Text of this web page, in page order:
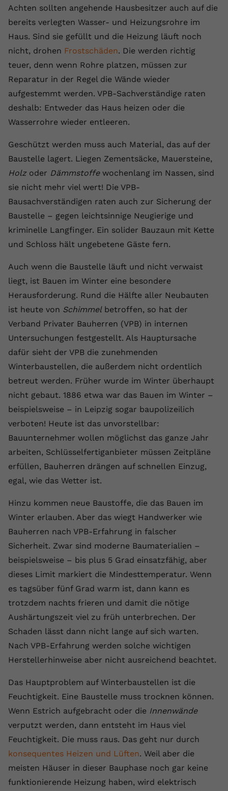
Achten sollten angehende Hausbesitzer auch auf die
bereits verlegten Wasser- und Heizungsrohre im
Haus. Sind sie gefüllt und die Heizung läuft noch
nicht, drohen Frostschäden. Die werden richtig
teuer, denn wenn Rohre platzen, müssen zur
Reparatur in der Regel die Wände wieder
aufgestemmt werden. VPB-Sachverständige raten
deshalb: Entweder das Haus heizen oder die
Wasserrohre wieder entleeren.
Geschützt werden muss auch Material, das auf der
Baustelle lagert. Liegen Zementsäcke, Mauersteine,
Holzoder Dämmstoffewochenlang im Nassen, sind
sie nicht mehr viel wert! Die VPB-
Bausachverständigen raten auch zur Sicherung der
Baustelle – gegen leichtsinnige Neugierige und
kriminelle Langfinger. Ein solider Bauzaun mit Kette
und Schloss hält ungebetene Gäste fern.
Auch wenn die Baustelle läuft und nicht verwaist
liegt, ist Bauen im Winter eine besondere
Herausforderung. Rund die Hälfte aller Neubauten
ist heute von Schimmelbetroffen, so hat der
Verband Privater Bauherren (VPB) in internen
Untersuchungen festgestellt. Als Hauptursache
dafür sieht der VPB die zunehmenden
Winterbaustellen, die außerdem nicht ordentlich
betreut werden. Früher wurde im Winter überhaupt
nicht gebaut. 1886 etwa war das Bauen im Winter –
beispielsweise – in Leipzig sogar baupolizeilich
verboten! Heute ist das unvorstellbar:
Bauunternehmer wollen möglichst das ganze Jahr
arbeiten, Schlüsselfertiganbieter müssen Zeitpläne
erfüllen, Bauherren drängen auf schnellen Einzug,
egal, wie das Wetter ist.
Hinzu kommen neue Baustoffe, die das Bauen im
Winter erlauben. Aber das wiegt Handwerker wie
Bauherren nach VPB-Erfahrung in falscher
Sicherheit. Zwar sind moderne Baumaterialien –
beispielsweise – bis plus 5 Grad einsatzfähig, aber
dieses Limit markiert die Mindesttemperatur. Wenn
es tagsüber fünf Grad warm ist, dann kann es
trotzdem nachts frieren und damit die nötige
Aushärtungszeit viel zu früh unterbrechen. Der
Schaden lässt dann nicht lange auf sich warten.
Nach VPB-Erfahrung werden solche wichtigen
Herstellerhinweise aber nicht ausreichend beachtet.
Das Hauptproblem auf Winterbaustellen ist die
Feuchtigkeit. Eine Baustelle muss trocknen können.
Wenn Estrich aufgebracht oder die Innenwände
verputzt werden, dann entsteht im Haus viel
Feuchtigkeit. Die muss raus. Das geht nur durch
konsequentes Heizen und Lüften. Weil aber die
meisten Häuser in dieser Bauphase noch gar keine
funktionierende Heizung haben, wird elektrisch